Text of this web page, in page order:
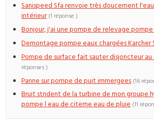
Sanispeed Sfa renvoie très doucement
intérieur (1 réponse )
Bonjour, j'ai une pompe de relevage pompe
Demontage pompe eaux chargées Karcher
Pompe de surface fait sauter disjoncteur
réponses )
Panne sur pompe de puit immergees (16
Bruit strident de la turbine de mon groupe
pompe l eau de citerne eau de pluie (11